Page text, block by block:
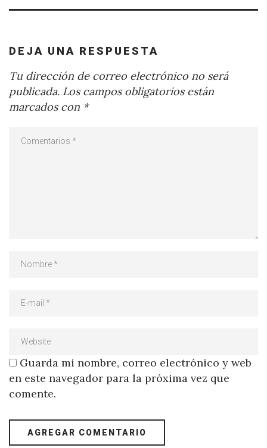
DEJA UNA RESPUESTA
Tu dirección de correo electrónico no será
publicada. Los campos obligatorios están
marcados con *
Guarda mi nombre, correo electrónico y web
en este navegador para la próxima vez que
comente.